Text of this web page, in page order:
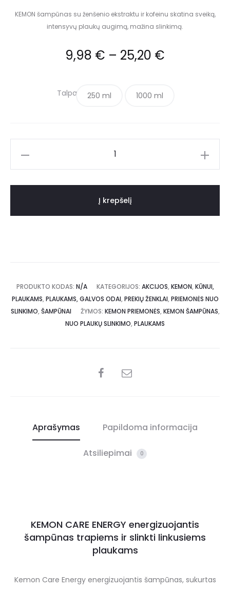
KEMON šampūnas su ženšenio ekstraktu ir kofeinu skatina sveiką,
intensyvų plaukų augimą, mažina slinkimą.
9,98 € – 25,20 €
Talpa 250 ml 1000 ml
Į krepšelį
PRODUKTO KODAS: N/A KATEGORIJOS: AKCIJOS, KEMON, KŪNUI,
PLAUKAMS, PLAUKAMS, GALVOS ODAI, PREKIŲ ŽENKLAI, PRIEMONĖS NUO
SLINKIMO, ŠAMPŪNAI ŽYMOS: KEMON PRIEMONĖS, KEMON ŠAMPŪNAS,
NUO PLAUKŲ SLINKIMO, PLAUKAMS
Aprašymas Papildoma informacija
Atsiliepimai 0
KEMON CARE ENERGY energizuojantis
šampūnas trapiems ir slinkti linkusiems
plaukams
Kemon Care Energy energizuojantis šampūnas, sukurtas